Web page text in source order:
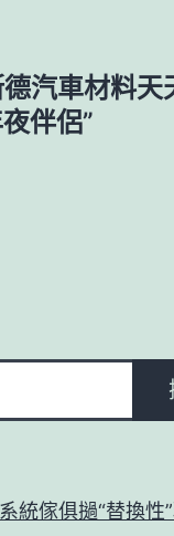
汽車材料天
伴侶”
統傢俱撾“替換性